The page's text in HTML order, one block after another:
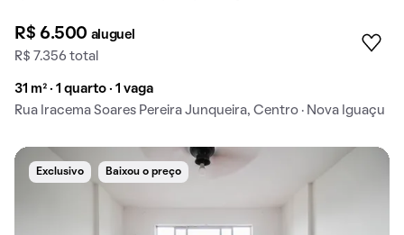
R$ 6.500 aluguel
R$ 7.356 total
31 m² · 1 quarto · 1 vaga
Rua Iracema Soares Pereira Junqueira, Centro · Nova Iguaçu
Exclusivo Baixou o preço